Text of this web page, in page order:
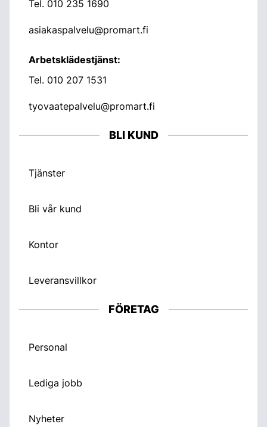
Tel. 010 235 1690
asiakaspalvelu@promart.fi
Arbetsklädestjänst:
Tel. 010 207 1531
tyovaatepalvelu@promart.fi
BLI KUND
Tjänster
Bli vår kund
Kontor
Leveransvillkor
FÖRETAG
Personal
Lediga jobb
Nyheter